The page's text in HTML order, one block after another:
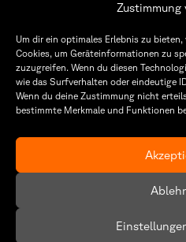
Zustimmung
Um dir ein optimales Erlebnis zu
Cookies, um Geräteinformationen zu
zuzugreifen. Wenn du diesen
wie das Surfverhalten oder eindeutige
Wenn du deine Zustimmung nicht
bestimmte Merkmale und Funktionen
Technische Hochschule
Würzburg-Schweinfurt
Sanderheinrichsleitenweg 20
97074 Würzburg